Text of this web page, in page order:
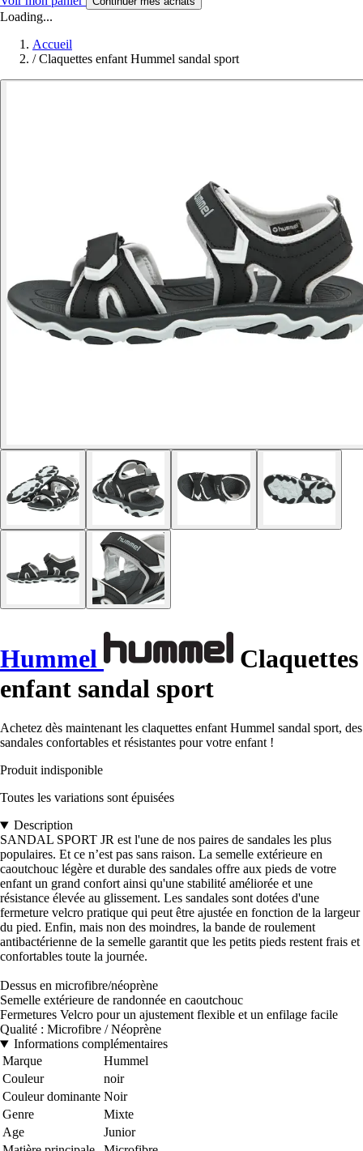
Loading...
Accueil
/ Claquettes enfant Hummel sandal sport
Hummel
Claquettes
enfant sandal sport
Achetez dès maintenant les claquettes enfant Hummel sandal sport, des
sandales confortables et résistantes pour votre enfant !
Produit indisponible
Toutes les variations sont épuisées
Description
SANDAL SPORT JR est l'une de nos paires de sandales les plus
populaires. Et ce n’est pas sans raison. La semelle extérieure en
caoutchouc légère et durable des sandales offre aux pieds de votre
enfant un grand confort ainsi qu'une stabilité améliorée et une
résistance élevée au glissement. Les sandales sont dotées d'une
fermeture velcro pratique qui peut être ajustée en fonction de la largeur
du pied. Enfin, mais non des moindres, la bande de roulement
antibactérienne de la semelle garantit que les petits pieds restent frais et
confortables toute la journée.
Dessus en microfibre/néoprène
Semelle extérieure de randonnée en caoutchouc
Fermetures Velcro pour un ajustement flexible et un enfilage facile
Qualité : Microfibre / Néoprène
Informations complémentaires
Marque
Hummel
Couleur
noir
Couleur dominante Noir
Genre
Mixte
Age
Junior